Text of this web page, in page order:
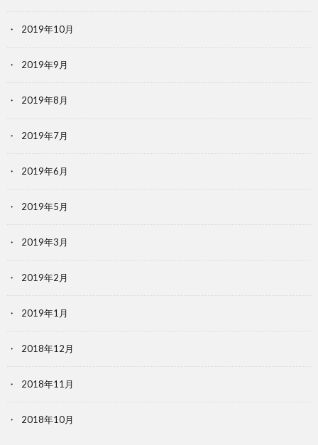
2019年10月
2019年9月
2019年8月
2019年7月
2019年6月
2019年5月
2019年3月
2019年2月
2019年1月
2018年12月
2018年11月
2018年10月